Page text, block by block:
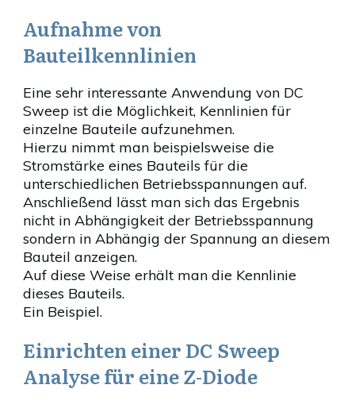
Aufnahme von
Bauteilkennlinien
Eine sehr interessante Anwendung von DC
Sweep ist die Möglichkeit, Kennlinien für
einzelne Bauteile aufzunehmen.
Hierzu nimmt man beispielsweise die
Stromstärke eines Bauteils für die
unterschiedlichen Betriebsspannungen auf.
Anschließend lässt man sich das Ergebnis
nicht in Abhängigkeit der Betriebsspannung
sondern in Abhängig der Spannung an diesem
Bauteil anzeigen.
Auf diese Weise erhält man die Kennlinie
dieses Bauteils.
Ein Beispiel.
Einrichten einer DC Sweep
Analyse für eine Z-Diode